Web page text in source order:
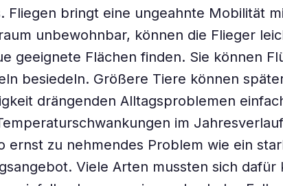
Fliegen bringt eine ungeahnte Mobilität
unbewohnbar, können die Flieger
geeignete Flächen finden. Sie können
besiedeln. Größere Tiere können
drängenden Alltagsproblemen
im
ernst zu nehmendes Problem wie ein
Viele Arten mussten sich dafür